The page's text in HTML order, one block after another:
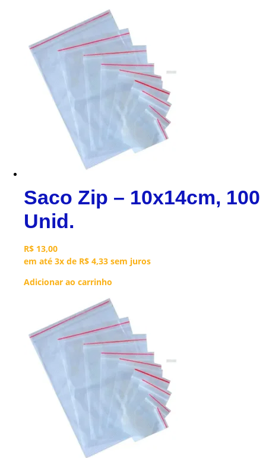
Saco Zip – 10x14cm, 100
Unid.
R$ 13,00
em até 3x de R$ 4,33 sem juros
Adicionar ao carrinho